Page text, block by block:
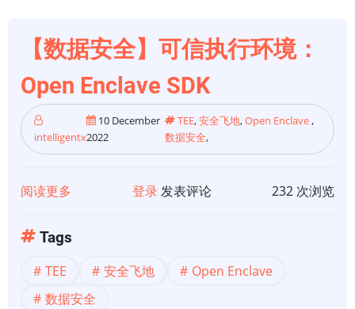
【数据安全】可信执行环境：
Open Enclave SDK
intelligentx
10 December
2022
TEE,安全飞地,Open Enclave,
数据安全,
阅读更多
全】
登录发表评论 232 次浏览
Tags
TEE 安全飞地
Open Enclave
数据安全